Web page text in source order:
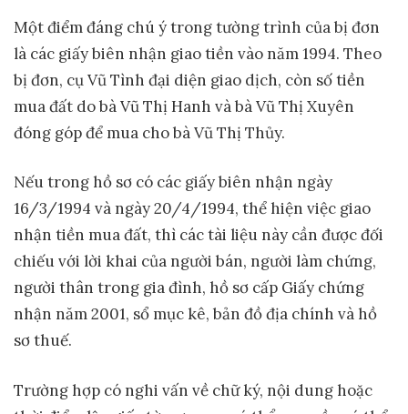
Một điểm đáng chú ý trong tường trình của bị đơn
là các giấy biên nhận giao tiền vào năm 1994. Theo
bị đơn, cụ Vũ Tình đại diện giao dịch, còn số tiền
mua đất do bà Vũ Thị Hanh và bà Vũ Thị Xuyên
đóng góp để mua cho bà Vũ Thị Thủy.
Nếu trong hồ sơ có các giấy biên nhận ngày
16/3/1994 và ngày 20/4/1994, thể hiện việc giao
nhận tiền mua đất, thì các tài liệu này cần được đối
chiếu với lời khai của người bán, người làm chứng,
người thân trong gia đình, hồ sơ cấp Giấy chứng
nhận năm 2001, sổ mục kê, bản đồ địa chính và hồ
sơ thuế.
Trường hợp có nghi vấn về chữ ký, nội dung hoặc